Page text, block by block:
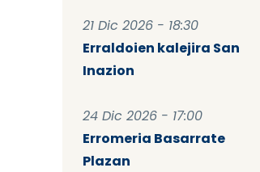
21 Dic 2026 - 18:30
Erraldoien kalejira San
Inazion
24 Dic 2026 - 17:00
Erromeria Basarrate
Plazan